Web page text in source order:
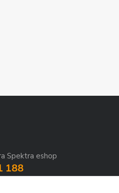
Spektra eshop
188